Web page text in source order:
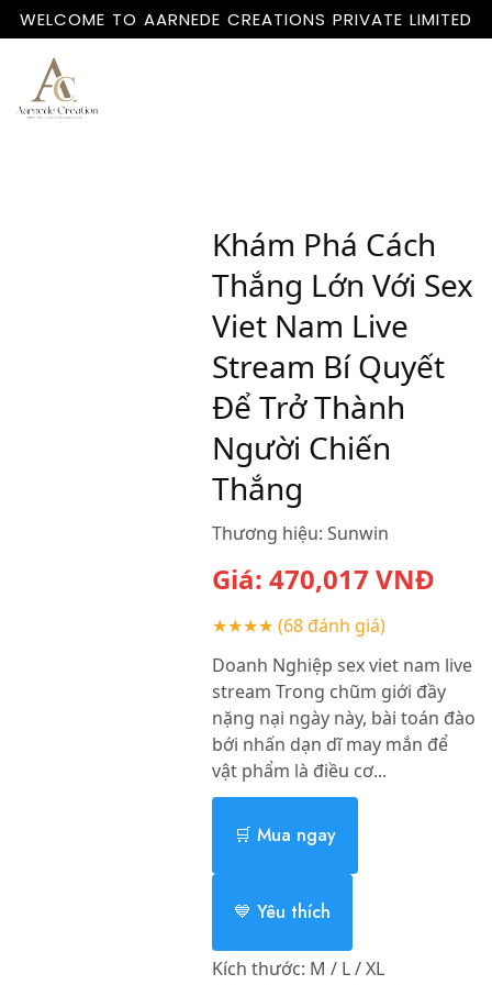
WELCOME TO AARNEDE CREATIONS PRIVATE LIMITED
Khám Phá Cách
Thắng Lớn Với Sex
Viet Nam Live
Stream Bí Quyết
Để Trở Thành
Người Chiến
Thắng
Thương hiệu: Sunwin
Giá: 470,017 VNĐ
★★★★ (68 đánh giá)
Doanh Nghiệp sex viet nam live
stream Trong chũm giới đầy
nặng nại ngày này, bài toán đào
bới nhấn dạn dĩ may mắn để
vật phẩm là điều cơ...
🛒 Mua ngay
💙 Yêu thích
Kích thước: M / L / XL